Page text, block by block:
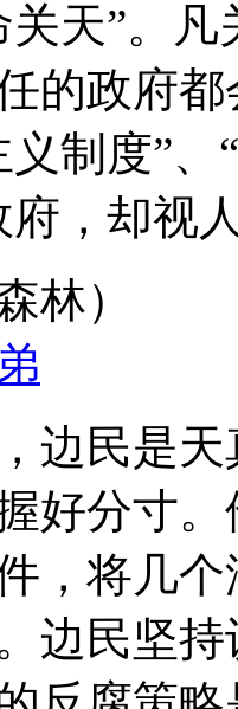
关天”。
的政府
制度”
府，却视
林）
边民是
好分寸
，将几
边民坚